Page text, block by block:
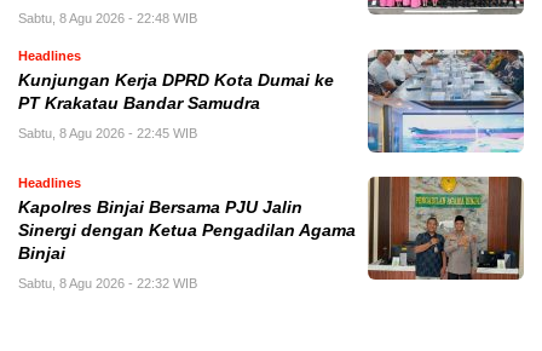
Sabtu, 8 Agu 2026 - 22:48 WIB
Headlines
Kunjungan Kerja DPRD Kota Dumai ke
PT Krakatau Bandar Samudra
Sabtu, 8 Agu 2026 - 22:45 WIB
Headlines
Kapolres Binjai Bersama PJU Jalin
Sinergi dengan Ketua Pengadilan Agama
Binjai
Sabtu, 8 Agu 2026 - 22:32 WIB